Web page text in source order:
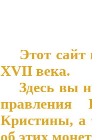
Этот сайт
XVII века.
Здесь вы
Кристины, а
об этих